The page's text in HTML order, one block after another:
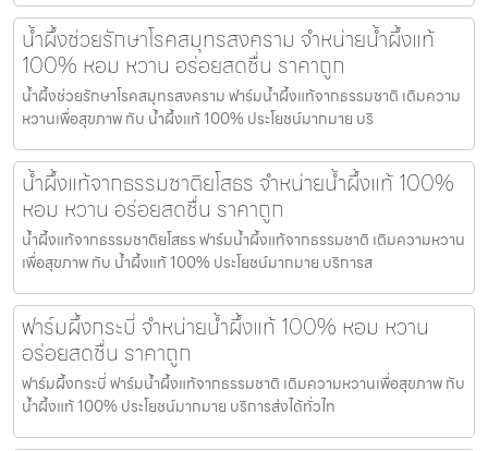
น้ำผึ้งช่วยรักษาโรคสมุทรสงคราม จำหน่ายน้ำผึ้งแท้
100% หอม หวาน อร่อยสดชื่น ราคาถูก
น้ำผึ้งช่วยรักษาโรคสมุทรสงคราม ฟาร์มน้ำผึ้งแท้จากธรรมชาติ เติมความ
หวานเพื่อสุขภาพ กับ น้ำผึ้งแท้ 100% ประโยชน์มากมาย บริ
น้ำผึ้งแท้จากธรรมชาติยโสธร จำหน่ายน้ำผึ้งแท้ 100%
หอม หวาน อร่อยสดชื่น ราคาถูก
น้ำผึ้งแท้จากธรรมชาติยโสธร ฟาร์มน้ำผึ้งแท้จากธรรมชาติ เติมความหวาน
เพื่อสุขภาพ กับ น้ำผึ้งแท้ 100% ประโยชน์มากมาย บริการส
ฟาร์มผึ้งกระบี่ จำหน่ายน้ำผึ้งแท้ 100% หอม หวาน
อร่อยสดชื่น ราคาถูก
ฟาร์มผึ้งกระบี่ ฟาร์มน้ำผึ้งแท้จากธรรมชาติ เติมความหวานเพื่อสุขภาพ กับ
น้ำผึ้งแท้ 100% ประโยชน์มากมาย บริการส่งได้ทั่วไท